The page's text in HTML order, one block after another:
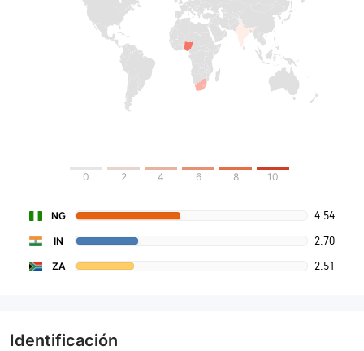
0 2 4 6 8 10
NG 4.54
IN 2.70
ZA 2.51
Identificación